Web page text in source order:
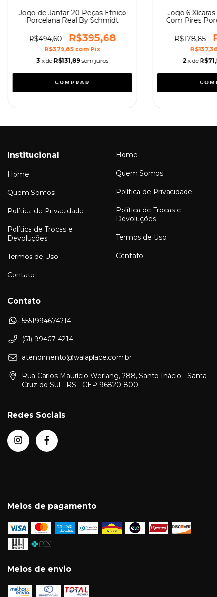
Jogo de Jantar 20 Peças Etnico
Porcelana Real By Schmidt
R$494,60 R$395,68
R$379,85 com Pix
3 x de R$131,89 sem juros
Jogo 6
Com Pires
R$178,85
2 x de
Institucional
Home
Quem Somos
Política de Privacidade
Política de Trocas e
Devoluções
Termos de Uso
Contato
Home
Quem Somos
Política de Privacidade
Política de Trocas e
Devoluções
Termos de Uso
Contato
Contato
5551994674214
(51) 99467-4214
atendimento@walaplace.com.br
Rua Carlos Maurício Werlang, 288, Santo Inácio - Santa
Cruz do Sul - RS - CEP 96820-800
Redes Sociais
Meios de pagamento
Meios de envio